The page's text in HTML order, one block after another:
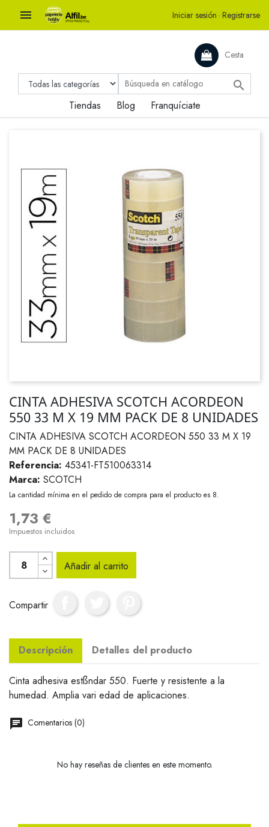
 Iniciar sesión · Registrarse
Cesta

Tiendas Blog Franquíciate
CINTA ADHESIVA SCOTCH ACORDEON
550 33 M X 19 MM PACK DE 8 UNIDADES
CINTA ADHESIVA SCOTCH ACORDEON 550 33 M X 19
MM PACK DE 8 UNIDADES
Referencia: 45341-FT510063314
Marca: SCOTCH
La cantidad mínima en el pedido de compra para el producto es 8.
1,73 €
Impuestos incluidos
Añadir al carrito
Compartir
Descripción Detalles del producto
Cinta adhesiva estßndar 550. Fuerte y resistente a la
humedad. Amplia vari edad de aplicaciones.
Comentarios (0)
No hay reseñas de clientes en este momento.